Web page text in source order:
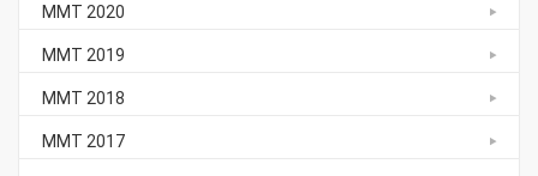
ММТ 2020
ММТ 2019
ММТ 2018
ММТ 2017